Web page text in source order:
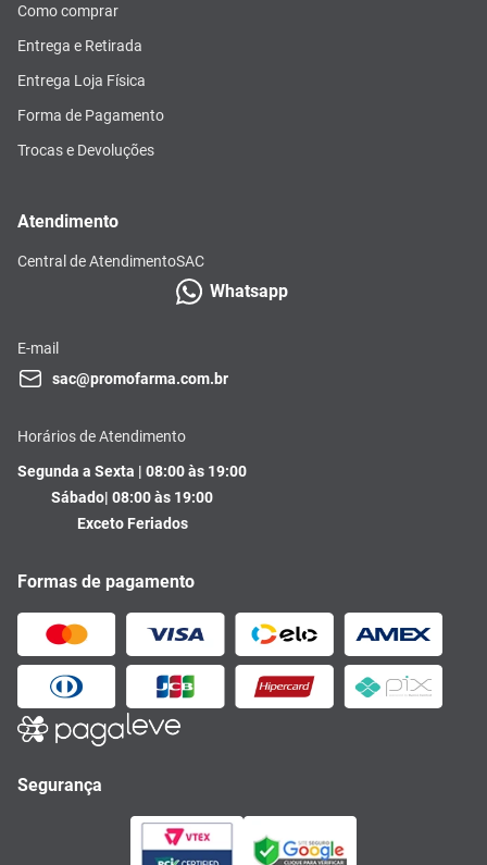
Como comprar
Entrega e Retirada
Entrega Loja Física
Forma de Pagamento
Trocas e Devoluções
Atendimento
Central de AtendimentoSAC
Whatsapp
E-mail
sac@promofarma.com.br
Horários de Atendimento
Segunda a Sexta | 08:00 às 19:00
Sábado| 08:00 às 19:00
Exceto Feriados
Formas de pagamento
Segurança